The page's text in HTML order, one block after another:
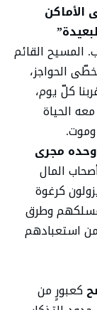
الأماكن
المسيح القائم
الحواجز،
كلّ يوم،
الحياة
مجرى
المال
كرغوة
وطرق
استعبادهم
كعبورٍ من